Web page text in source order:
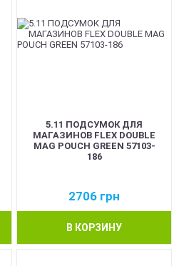
5.11 ПОДСУМОК ДЛЯ
МАГАЗИНОВ FLEX DOUBLE
MAG POUCH GREEN 57103-
186
2706 грн
В КОРЗИНУ